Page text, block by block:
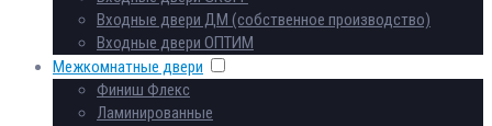
Входные двери ДМ (собственное производство)
Входные двери ОПТИМ
Межкомнатные двери
Финиш Флекс
Ламинированные